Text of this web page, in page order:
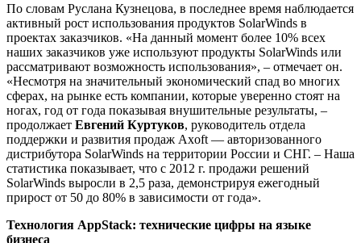
По словам Руслана Кузнецова, в последнее время наблюдается
активный рост использования продуктов SolarWinds в
проектах заказчиков. «На данный момент более 10% всех
наших заказчиков уже используют продукты SolarWinds или
рассматривают возможность использования», – отмечает он.
«Несмотря на значительный экономический спад во многих
сферах, на рынке есть компании, которые уверенно стоят на
ногах, год от года показывая внушительные результаты, –
продолжает Евгений Куртуков, руководитель отдела
поддержки и развития продаж Axoft — авторизованного
дистрибутора SolarWinds на территории России и СНГ. – Наша
статистика показывает, что с 2012 г. продажи решений
SolarWinds выросли в 2,5 раза, демонстрируя ежегодный
прирост от 50 до 80% в зависимости от года».
Технология AppStack: технические цифры на языке
бизнеса